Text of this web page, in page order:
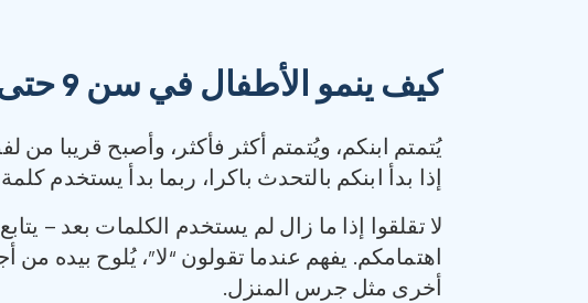
كيف ينمو ‏الأطفال في سن 9
‏يُتمتم ابنكم، ويُتمتم أكثر فأكثر، وأصبح قريبا
إذا بدأ ابنكم بالتحدث باكرا، ربما بدأ يستخدم
لا تقلقوا إذا ما زال لم يستخدم الكلمات بعد
اهتمامكم. يفهم عندما تقولون “لا”، يُلوح بيده
أخرى مثل جرس المنزل.